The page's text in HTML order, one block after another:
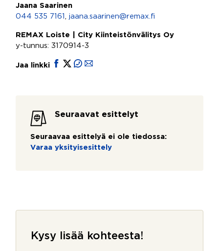
Jaana Saarinen
044 535 7161
jaana.saarinen@remax.fi
REMAX Loiste | City Kiinteistönvälitys Oy
y-tunnus: 3170914-3
Jaa linkki
Seuraavat esittelyt
Seuraavaa esittelyä ei ole tiedossa:
Varaa yksityisesittely
Kysy lisää kohteesta!